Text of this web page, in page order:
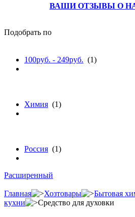
ВАШИ ОТЗЫВЫ О
Подобрать по
100руб. - 249руб. (1)
Химия (1)
Россия (1)
Расширенный
Главная Хозтовары Бытовая
кухни
Средство для духовки